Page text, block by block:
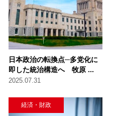
日本政治の転換点─多党化に
即した統治構造へ 牧原 ...
2025.07.31
経済・財政